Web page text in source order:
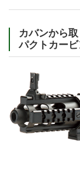
カバンから
パクトカー